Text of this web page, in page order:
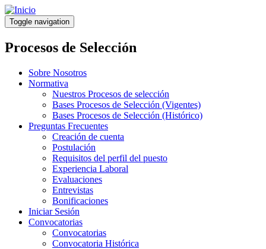
Pasar
al
contenido
principal
Toggle navigation
Procesos de Selección
Sobre Nosotros
Normativa
Nuestros Procesos de selección
Bases Procesos de Selección (Vigentes)
Bases Procesos de Selección (Histórico)
Preguntas Frecuentes
Creación de cuenta
Postulación
Requisitos del perfil del puesto
Experiencia Laboral
Evaluaciones
Entrevistas
Bonificaciones
Iniciar Sesión
Convocatorias
Convocatorias
Convocatoria Histórica